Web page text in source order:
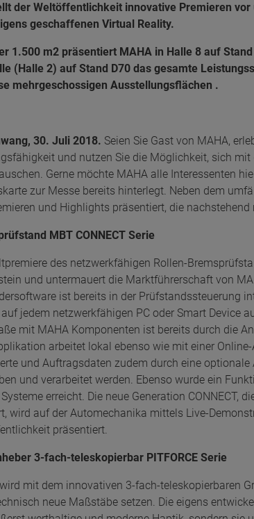
der Weltöffentlichkeit innovative Premieren
geschaffenen Virtual Reality.
1.500 m2 präsentiert MAHA in Halle 8 auf
(Halle 2) auf Stand D70 das gesamte
mehrgeschossigen Ausstellungsflächen .
30. Juli 2018. Seien Sie Gast von MAHA,
und nutzen Sie die Möglichkeit, sich
Gerne möchte MAHA alle Interessenten
zur Messe bereits hinterlegt. Neben dem
und Highlights präsentiert, die
MBT CONNECT Serie
des netzwerkfähigen Rollen-
und untermauert die Marktführerschaft von
ist bereits in der Prüfstandssteuerung
jedem netzwerkfähigen PC oder Smart Device
mit MAHA Komponenten ist bereits durch die
arbeitet lokal ebenso wie mit einer
und Auftragsdaten zudem durch eine
und verarbeitet werden. Ebenso wurde ein
erreicht. Die neue Generation
wird auf der Automechanika mittels Live-
präsentiert.
3-fach-teleskopierbar PITFORCE Serie
mit dem innovativen 3-fach-teleskopierbaren
neue Maßstäbe setzen. Die eigens